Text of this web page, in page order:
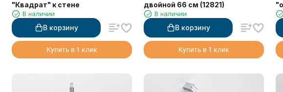
"Квадрат" к стене
В наличии
В корзину
Купить в 1 клик
двойной 66 см (12821)
В наличии
В корзину
Купить в 1 клик